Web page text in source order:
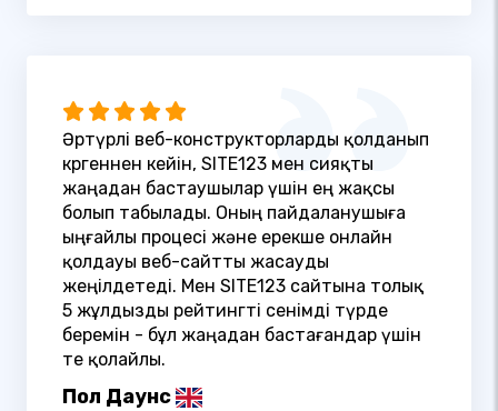
Әртүрлі веб-конструкторларды қолданып
көргеннен кейін, SITE123 мен сияқты
жаңадан бастаушылар үшін ең жақсы
болып табылады. Оның пайдаланушыға
ыңғайлы процесі және ерекше онлайн
қолдауы веб-сайтты жасауды
жеңілдетеді. Мен SITE123 сайтына толық
5 жұлдызды рейтингті сенімді түрде
беремін - бұл жаңадан бастағандар үшін
өте қолайлы.
Пол Даунс